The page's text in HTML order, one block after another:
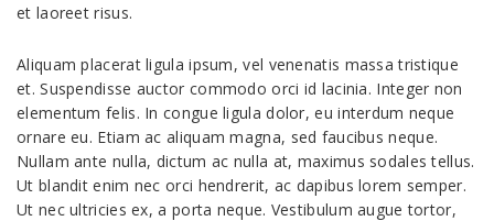
et laoreet risus.
Aliquam placerat ligula ipsum, vel venenatis massa tristique
et. Suspendisse auctor commodo orci id lacinia. Integer non
elementum felis. In congue ligula dolor, eu interdum neque
ornare eu. Etiam ac aliquam magna, sed faucibus neque.
Nullam ante nulla, dictum ac nulla at, maximus sodales tellus.
Ut blandit enim nec orci hendrerit, ac dapibus lorem semper.
Ut nec ultricies ex, a porta neque. Vestibulum augue tortor,